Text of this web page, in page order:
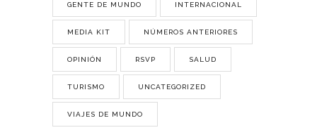
GENTE DE MUNDO INTERNACIONAL
MEDIA KIT NÚMEROS ANTERIORES
OPINIÓN RSVP SALUD
TURISMO UNCATEGORIZED
VIAJES DE MUNDO